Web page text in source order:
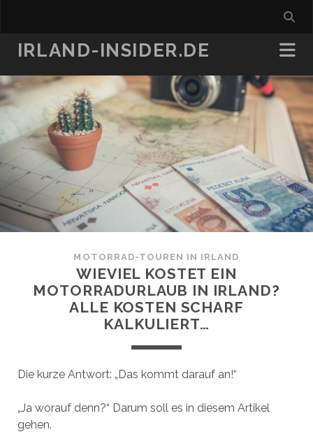
IRLAND-INSIDER.DE
MOTORRAD-TOUREN IN IRLAND
WIEVIEL KOSTET EIN
MOTORRADURLAUB IN IRLAND?
ALLE KOSTEN SCHARF
KALKULIERT…
Die kurze Antwort: „Das kommt darauf an!“
„Ja worauf denn?“ Darum soll es in diesem Artikel
gehen.